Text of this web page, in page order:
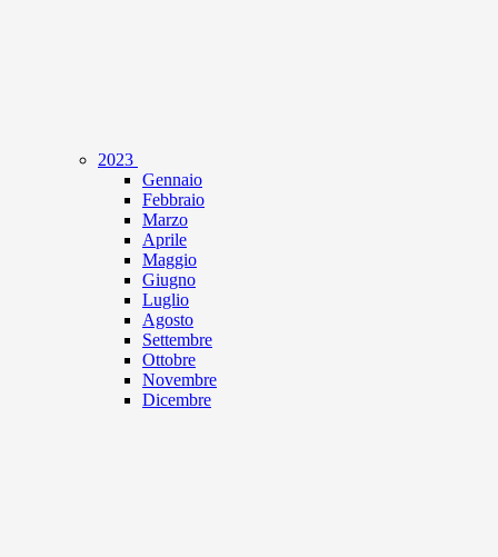
2023
Gennaio
Febbraio
Marzo
Aprile
Maggio
Giugno
Luglio
Agosto
Settembre
Ottobre
Novembre
Dicembre